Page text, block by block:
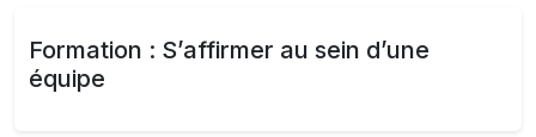
Formation : S’affirmer au sein d’une
équipe​